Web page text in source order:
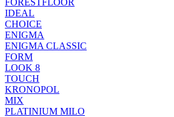
FORESTFLOOR
IDEAL
CHOICE
ENIGMA
ENIGMA CLASSIC
FORM
LOOK 8
TOUCH
KRONOPOL
MIX
PLATINIUM MILO